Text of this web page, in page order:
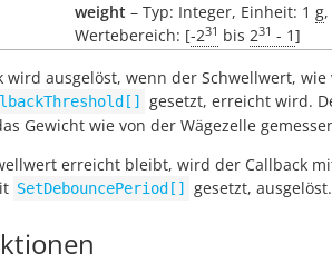
weight – Typ: Integer, Einheit: 1 g,
Wertebereich: [-231 bis 231 - 1]
wird ausgelöst, wenn der Schwellwert, wie
gesetzt, erreicht wird.
Gewicht wie von der Wägezelle
erreicht bleibt, wird der Callback
SetDebouncePeriod[] gesetzt, ausgelöst.